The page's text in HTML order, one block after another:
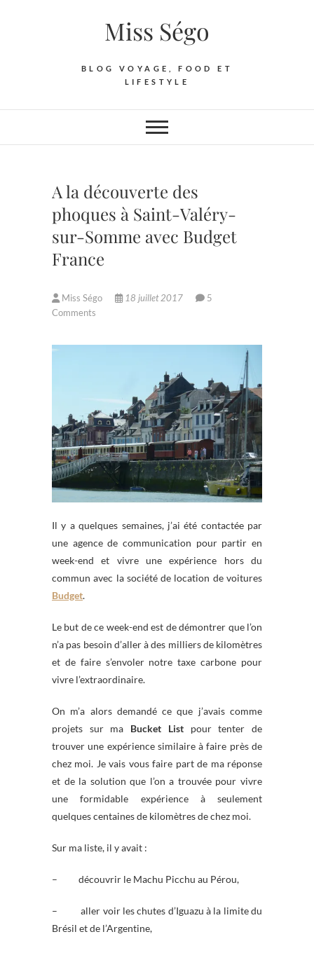
Miss Ségo
BLOG VOYAGE, FOOD ET
LIFESTYLE
A la découverte des
phoques à Saint-Valéry-
sur-Somme avec Budget
France
Miss Ségo 18 juillet 2017
5
Comments
Il y a quelques semaines, j’ai été contactée par
une agence de communication pour partir en
week-end et vivre une expérience hors du
commun avec la société de location de voitures
Budget.
Le but de ce week-end est de démontrer que l’on
n’a pas besoin d’aller à des milliers de kilomètres
et de faire s’envoler notre taxe carbone pour
vivre l’extraordinaire.
On m’a alors demandé ce que j’avais comme
projets sur ma Bucket Listpour tenter de
trouver une expérience similaire à faire près de
chez moi. Je vais vous faire part de ma réponse
et de la solution que l’on a trouvée pour vivre
une formidable expérience à seulement
quelques centaines de kilomètres de chez moi.
Sur ma liste, il y avait :
– découvrir le Machu Picchu au Pérou,
– aller voir les chutes d’Iguazu à la limite du
Brésil et de l’Argentine,